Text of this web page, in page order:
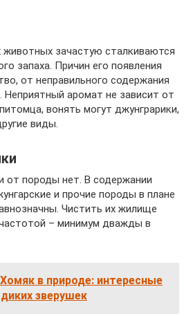
зачастую сталкиваются
запаха. Причин его появления
от неправильного содержания
аромат не зависит от
вонять могут джунграрики,
виды.
от породы нет. В содержании
и прочие породы в плане
Чистить их жилище
– минимум дважды в
Хомяк в природе: интересные
зверушек